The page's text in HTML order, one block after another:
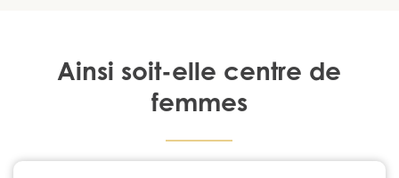
Ainsi soit-elle centre de
femmes